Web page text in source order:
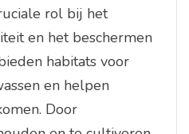
rol bij het
en het beschermen
habitats voor
en helpen
Door